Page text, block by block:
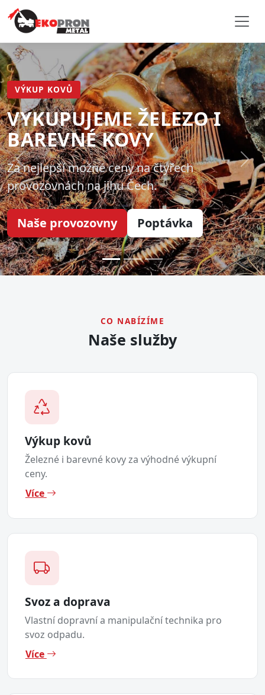
VÝKUP KOVŮ
VYKUPUJEME ŽELEZO I
BAREVNÉ KOVY
Za nejlepší možné ceny na čtyřech
provozovnách na jihu Čech.
Naše provozovny Poptávka
Predchozi
CO NABÍZÍME
Naše služby
Výkup kovů
Železné i barevné kovy za výhodné výkupní
ceny.
Více
Svoz a doprava
Vlastní dopravní a manipulační technika pro
svoz odpadu.
Více